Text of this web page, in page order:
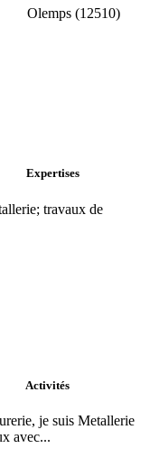
Olemps (12510)
Expertises
travaux de
Activités
je suis Metallerie
avec...